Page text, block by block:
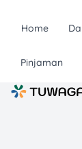
Home
Pinjaman